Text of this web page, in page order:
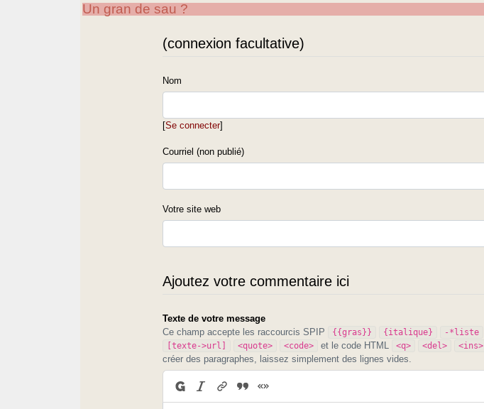
Un gran de sau ?
(connexion facultative)
Nom
[Se connecter]
Courriel (non publié)
Votre site web
Ajoutez votre commentaire ici
Texte de votre message
Ce champ accepte les raccourcis SPIP
{{gras}} {italique}
-*liste
[texte->url]
<quote> <code> et le code HTML <q> <del> <ins>
créer des paragraphes, laissez simplement des lignes vides.